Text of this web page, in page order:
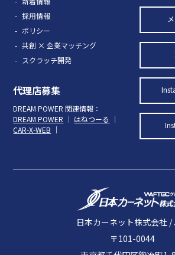
採用情報
ポリシー
共創 × 企業マッチング
スクラッチ開発
代理店募集
DREAM POWER 関連情報：
DREAM POWER ｜ はねつーる
｜
CAR-X-WEB ｜
日本カーネット株式会社 /
〒101-0044